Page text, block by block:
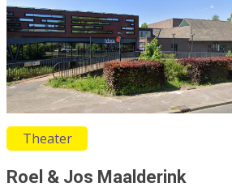
Theater
Roel & Jos Maalderink